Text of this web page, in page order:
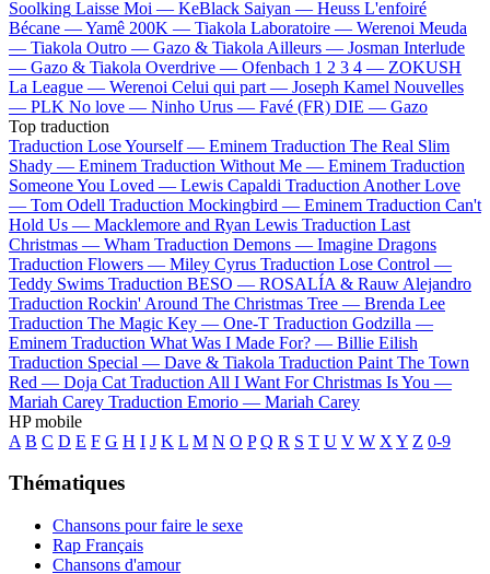
Soolking Laisse Moi — KeBlack Saiyan — Heuss L'enfoiré
Bécane —Yamê 200K — Tiakola Laboratoire — Werenoi Meuda
— Tiakola Outro — Gazo & Tiakola Ailleurs — Josman Interlude
— Gazo & Tiakola Overdrive — Ofenbach 1 2 3 4 — ZOKUSH
La League — Werenoi Celui qui part — Joseph Kamel Nouvelles
— PLK No love — Ninho Urus — Favé (FR) DIE — Gazo
Top traduction
Traduction Lose Yourself — Eminem Traduction The Real Slim
Shady — Eminem Traduction Without Me — Eminem Traduction
Someone You Loved — Lewis Capaldi Traduction Another Love
— Tom Odell Traduction Mockingbird — Eminem Traduction Can't
Hold Us — Macklemore and Ryan Lewis Traduction Last
Christmas — Wham Traduction Demons — Imagine Dragons
Traduction Flowers — Miley Cyrus Traduction Lose Control —
Teddy Swims Traduction BESO — ROSALÍA & Rauw Alejandro
Traduction Rockin' Around The Christmas Tree — Brenda Lee
Traduction The Magic Key — One-T Traduction Godzilla —
Eminem Traduction What Was I Made For? — Billie Eilish
Traduction Special — Dave & Tiakola Traduction Paint The Town
Red — Doja Cat Traduction All I Want For Christmas Is You —
Mariah Carey Traduction Emorio — Mariah Carey
HP mobile
A B C D E F G H I J K L M N O P Q R S T U V W X Y Z 0-9
Thématiques
Chansons pour faire le sexe
Rap Français
Chansons d'amour